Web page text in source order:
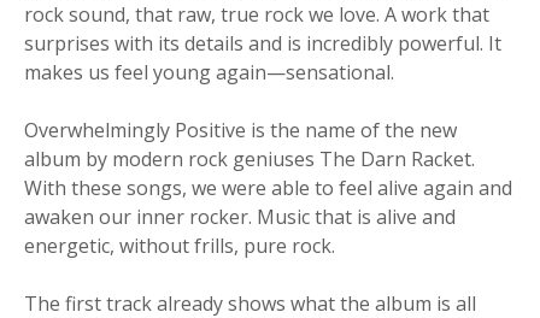
rock sound, that raw, true rock we love. A work that
surprises with its details and is incredibly powerful. It
makes us feel young again—sensational.
Overwhelmingly Positive is the name of the new
album by modern rock geniuses The Darn Racket.
With these songs, we were able to feel alive again and
awaken our inner rocker. Music that is alive and
energetic, without frills, pure rock.
The first track already shows what the album is all